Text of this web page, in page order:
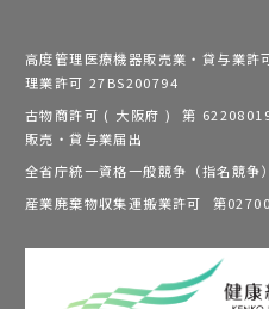
高度管理医療機器販売業・貸与
理業許可 27BS200794
古物商許可 ( 大阪府 ) 第
販売・貸与業届出
全省庁統一資格一般競争（指名競
産業廃棄物収集運搬業許可 第